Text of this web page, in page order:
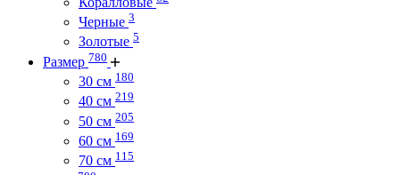
Черные 3
Золотые 5
Размер 780
30 см 180
40 см 219
50 см 205
60 см 169
70 см 115